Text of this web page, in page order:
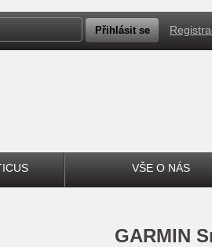
VŠE O NÁS
GARMIN